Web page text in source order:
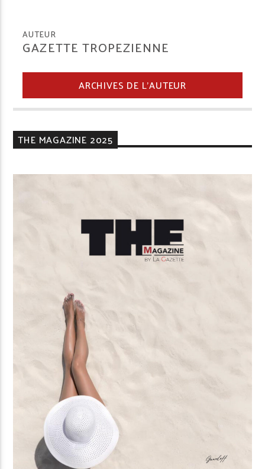
AUTEUR
GAZETTE TROPEZIENNE
ARCHIVES DE L'AUTEUR
THE MAGAZINE 2025